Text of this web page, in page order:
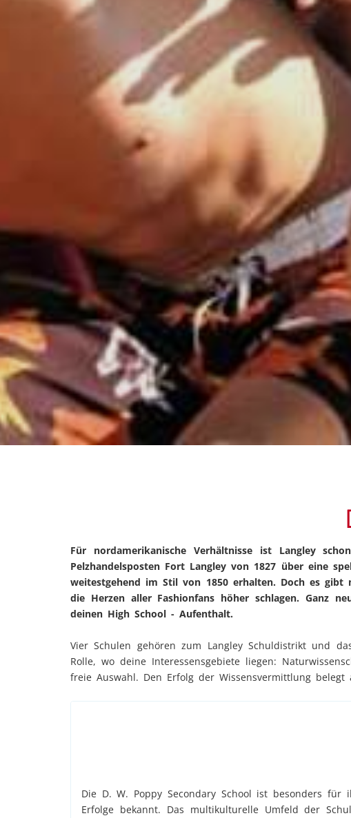
Für nordamerikanische Verhältnisse ist Langley
Pelzhandelsposten Fort Langley von 1827 über eine
weitestgehend im Stil von 1850 erhalten. Doch es
die Herzen aller Fashionfans höher schlagen. Ganz
deinen High School - Aufenthalt.
Vier Schulen gehören zum Langley Schuldistrikt und
Rolle, wo deine Interessensgebiete liegen:
freie Auswahl. Den Erfolg der Wissensvermittlung
Die D. W. Poppy Secondary School ist besonders für
Erfolge bekannt. Das multikulturelle Umfeld der